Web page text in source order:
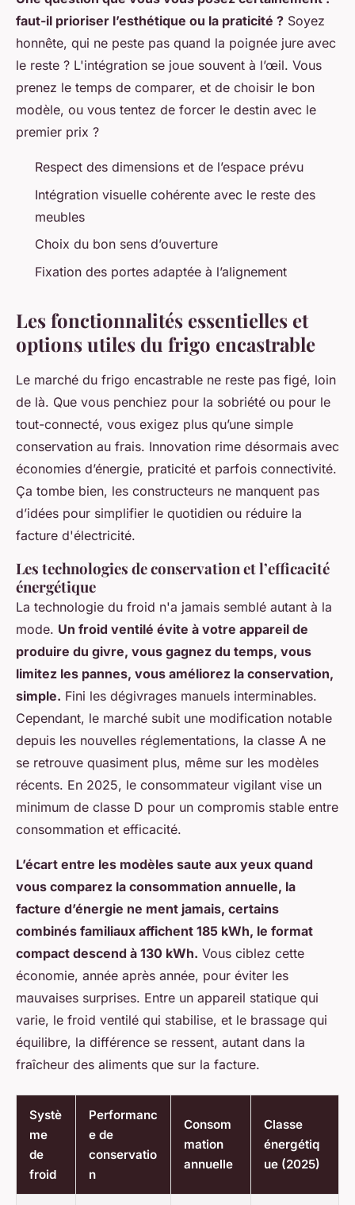
faut-il prioriser l’esthétique ou la praticité ? Soyez
honnête, qui ne peste pas quand la poignée jure avec
le reste ? L'intégration se joue souvent à l’œil. Vous
prenez le temps de comparer, et de choisir le bon
modèle, ou vous tentez de forcer le destin avec le
premier prix ?
Respect des dimensions et de l’espace prévu
Intégration visuelle cohérente avec le reste des
meubles
Choix du bon sens d’ouverture
Fixation des portes adaptée à l’alignement
Les fonctionnalités essentielles et
options utiles du frigo encastrable
Le marché du frigo encastrable ne reste pas figé, loin
de là. Que vous penchiez pour la sobriété ou pour le
tout-connecté, vous exigez plus qu’une simple
conservation au frais. Innovation rime désormais avec
économies d’énergie, praticité et parfois connectivité.
Ça tombe bien, les constructeurs ne manquent pas
d’idées pour simplifier le quotidien ou réduire la
facture d'électricité.
Les technologies de conservation et l’efficacité
énergétique
La technologie du froid n'a jamais semblé autant à la
mode. Un froid ventilé évite à votre appareil de
produire du givre, vous gagnez du temps, vous
limitez les pannes, vous améliorez la conservation,
simple. Fini les dégivrages manuels interminables.
Cependant, le marché subit une modification notable
depuis les nouvelles réglementations, la classe A ne
se retrouve quasiment plus, même sur les modèles
récents. En 2025, le consommateur vigilant vise un
minimum de classe D pour un compromis stable entre
consommation et efficacité.
L’écart entre les modèles saute aux yeux quand
vous comparez la consommation annuelle, la
facture d’énergie ne ment jamais, certains
combinés familiaux affichent 185 kWh, le format
compact descend à 130 kWh. Vous ciblez cette
économie, année après année, pour éviter les
mauvaises surprises. Entre un appareil statique qui
varie, le froid ventilé qui stabilise, et le brassage qui
équilibre, la différence se ressent, autant dans la
fraîcheur des aliments que sur la facture.
Systè
me
de
froid
Performanc
e de
conservatio
n
Consom
mation
annuelle
Classe
énergétiq
ue (2025)